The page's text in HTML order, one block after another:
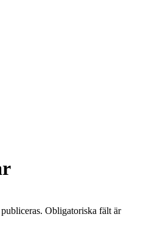
Obligatoriska fält är